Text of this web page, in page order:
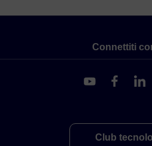
Connettiti
Club